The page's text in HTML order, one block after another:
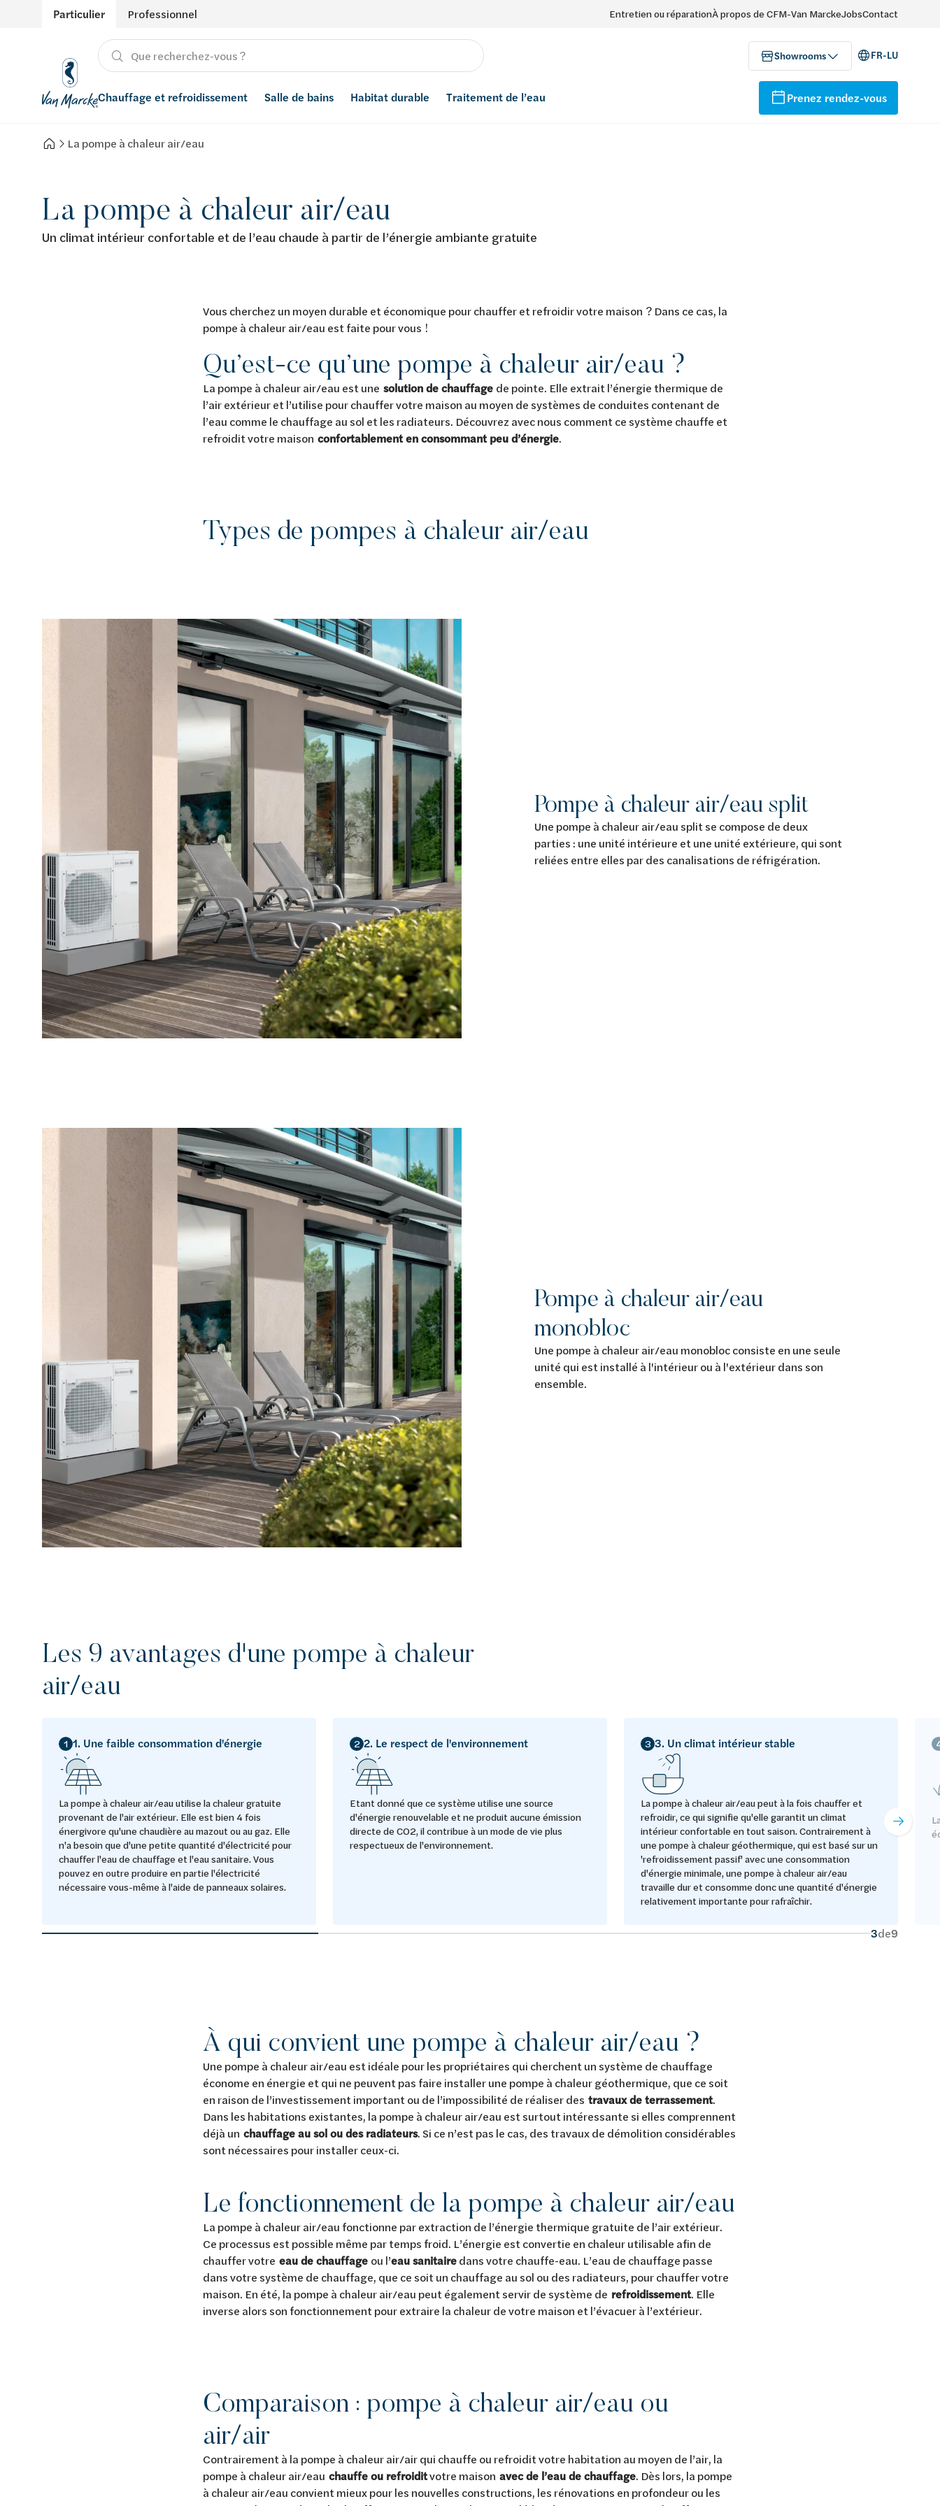
Particulier Professionnel Entretien ou réparationÀ propos de CFM-Van MarckeJobsContact
Showrooms FR-LU
Chauffage et refroidissement
Chauffage
Découvrez le chauffage et la climatisation
Tout sur le chauffage et la climatisation
Salle de bains
Produits
Inspiration
Habitat durable
Énergies renouvelables
Récupération de l'eau de pluie
Traitement de l’eau
Adoucisseurs d’eau
Prenez rendez-vous
La pompe à chaleur air/eau
La pompe à chaleur air/eau
Un climat intérieur confortable et de l’eau chaude à partir de l’énergie ambiante gratuite
Vous cherchez un moyen durable et économique pour chauffer et refroidir votre maison ? Dans ce cas, la
pompe à chaleur air/eau est faite pour vous !
Qu’est-ce qu’une pompe à chaleur air/eau ?
La pompe à chaleur air/eau est une solution de chauffage de pointe. Elle extrait l’énergie thermique de
l’air extérieur et l’utilise pour chauffer votre maison au moyen de systèmes de conduites contenant de
l’eau comme le chauffage au sol et les radiateurs. Découvrez avec nous comment ce système chauffe et
refroidit votre maison confortablement en consommant peu d’énergie.
Types de pompes à chaleur air/eau
Pompe à chaleur air/eau split
Une pompe à chaleur air/eau split se compose de deux
parties : une unité intérieure et une unité extérieure, qui sont
reliées entre elles par des canalisations de réfrigération.
Pompe à chaleur air/eau
monobloc
Une pompe à chaleur air/eau monobloc consiste en une seule
unité qui est installé à l'intérieur ou à l'extérieur dans son
ensemble.
Les 9 avantages d'une pompe à chaleur
air/eau
1 1. Une faible consommation d'énergie
La pompe à chaleur air/eau utilise la chaleur gratuite
provenant de l'air extérieur. Elle est bien 4 fois
énergivore qu'une chaudière au mazout ou au gaz. Elle
n'a besoin que d'une petite quantité d'électricité pour
chauffer l'eau de chauffage et l'eau sanitaire. Vous
pouvez en outre produire en partie l'électricité
nécessaire vous-même à l'aide de panneaux solaires.
2 2. Le respect de l'environnement
Etant donné que ce système utilise une source
d'énergie renouvelable et ne produit aucune émission
directe de CO2, il contribue à un mode de vie plus
respectueux de l'environnement.
3 3. Un climat intérieur stable
La pompe à chaleur air/eau peut à la fois chauffer et
refroidir, ce qui signifie qu'elle garantit un climat
intérieur confortable en tout saison. Contrairement à
une pompe à chaleur géothermique, qui est basé sur un
'refroidissement passif' avec une consommation
d'énergie minimale, une pompe à chaleur air/eau
travaille dur et consomme donc une quantité d'énergie
relativement importante pour rafraîchir.
3de9
À qui convient une pompe à chaleur air/eau ?
Une pompe à chaleur air/eau est idéale pour les propriétaires qui cherchent un système de chauffage
économe en énergie et qui ne peuvent pas faire installer une pompe à chaleur géothermique, que ce soit
en raison de l’investissement important ou de l’impossibilité de réaliser des travaux de terrassement.
Dans les habitations existantes, la pompe à chaleur air/eau est surtout intéressante si elles comprennent
déjà un chauffage au sol ou des radiateurs. Si ce n’est pas le cas, des travaux de démolition considérables
sont nécessaires pour installer ceux-ci.
Le fonctionnement de la pompe à chaleur air/eau
La pompe à chaleur air/eau fonctionne par extraction de l’énergie thermique gratuite de l’air extérieur.
Ce processus est possible même par temps froid. L’énergie est convertie en chaleur utilisable afin de
chauffer votre eau de chauffage ou l’eau sanitairedans votre chauffe-eau. L’eau de chauffage passe
dans votre système de chauffage, que ce soit un chauffage au sol ou des radiateurs, pour chauffer votre
maison. En été, la pompe à chaleur air/eau peut également servir de système de refroidissement. Elle
inverse alors son fonctionnement pour extraire la chaleur de votre maison et l’évacuer à l’extérieur.
Comparaison : pompe à chaleur air/eau ou
air/air
Contrairement à la pompe à chaleur air/air qui chauffe ou refroidit votre habitation au moyen de l’air, la
pompe à chaleur air/eau chauffe ou refroiditvotre maison avec de l’eau de chauffage. Dès lors, la pompe
à chaleur air/eau convient mieux pour les nouvelles constructions, les rénovations en profondeur ou les